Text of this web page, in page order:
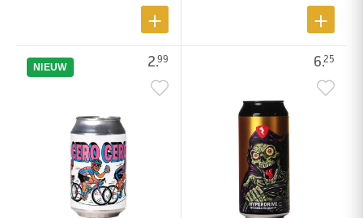
2.99
NIEUW 6.25